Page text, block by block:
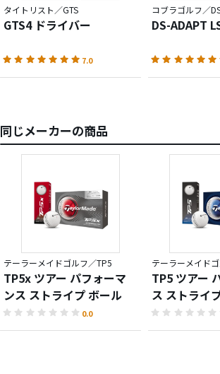
タイトリスト／GTS
GTS4 ドライバー
7.0
コブラゴルフ／
DS-ADAPT
同じメーカーの商品
テーラーメイドゴルフ／TP5
TP5x ツアー パフォーマ
ンス ストライプ ボール
0.0
テーラーメイド
TP5 ツアー
ス ストライ